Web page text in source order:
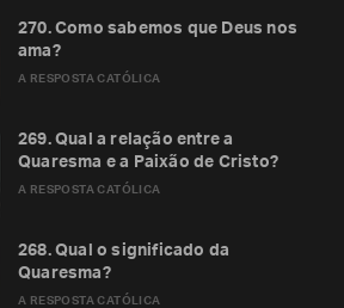
A RESPOSTA CATÓLICA
270. Como sabemos que Deus nos
ama?
A RESPOSTA CATÓLICA
269. Qual a relação entre a
Quaresma e a Paixão de Cristo?
A RESPOSTA CATÓLICA
268. Qual o significado da
Quaresma?